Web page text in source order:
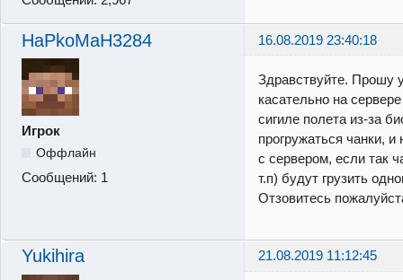
HaPkoMaH3284 16.08.2019 23:40:18
Игрок
Оффлайн
Сообщений: 1
Здравствуйте. Прошу
касательно на
сигиле полета из-за
прогружаться чанки,
с сервером, если так
т.п) будут грузить
Отзовитесь
Yukihira 21.08.2019 11:12:45